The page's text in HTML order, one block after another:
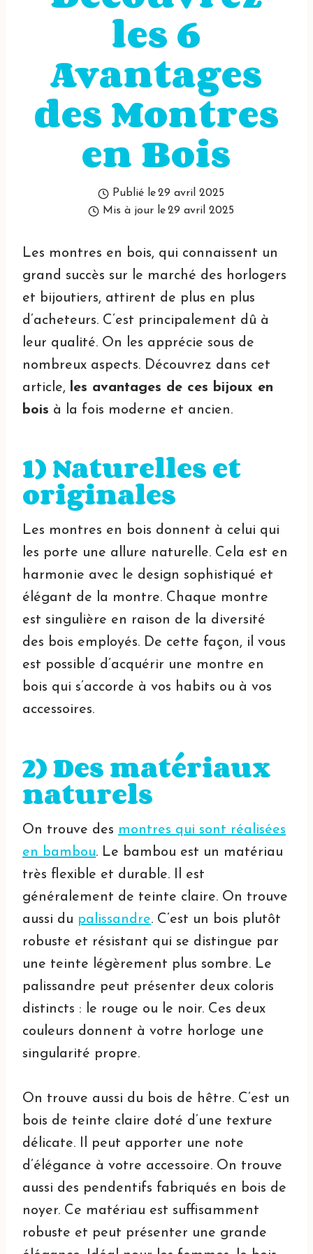
les 6
Avantages
des Montres
en Bois
Publié le 29 avril 2025
Mis à jour le 29 avril 2025
Les montres en bois, qui connaissent un
grand succès sur le marché des horlogers
et bijoutiers, attirent de plus en plus
d’acheteurs. C’est principalement dû à
leur qualité. On les apprécie sous de
nombreux aspects. Découvrez dans cet
article, les avantages de ces bijoux en
bois à la fois moderne et ancien.
1) Naturelles et
originales
Les montres en bois donnent à celui qui
les porte une allure naturelle. Cela est en
harmonie avec le design sophistiqué et
élégant de la montre. Chaque montre
est singulière en raison de la diversité
des bois employés. De cette façon, il vous
est possible d’acquérir une montre en
bois qui s’accorde à vos habits ou à vos
accessoires.
2) Des matériaux
naturels
On trouve des montres qui sont réalisées
en bambou. Le bambou est un matériau
très flexible et durable. Il est
généralement de teinte claire. On trouve
aussi du palissandre. C’est un bois plutôt
robuste et résistant qui se distingue par
une teinte légèrement plus sombre. Le
palissandre peut présenter deux coloris
distincts : le rouge ou le noir. Ces deux
couleurs donnent à votre horloge une
singularité propre.
On trouve aussi du bois de hêtre. C’est un
bois de teinte claire doté d’une texture
délicate. Il peut apporter une note
d’élégance à votre accessoire. On trouve
aussi des pendentifs fabriqués en bois de
noyer. Ce matériau est suffisamment
robuste et peut présenter une grande